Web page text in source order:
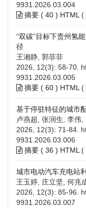
9931.2026.03.004
摘要 ( 40 ) HTML (
“双碳”目标下贵州氢
径
王湘静, 郭菲菲
2026, 12(3): 58-70.
9931.2026.03.005
摘要 ( 60 ) HTML (
基于停驻特征的城市
卢燕超, 张润生, 李伟
2026, 12(3): 71-84.
9931.2026.03.006
摘要 ( 36 ) HTML (
城市电动汽车充电站
王玉婷, 庄立坚, 何兆
2026, 12(3): 85-96.
9931.2026.03.007